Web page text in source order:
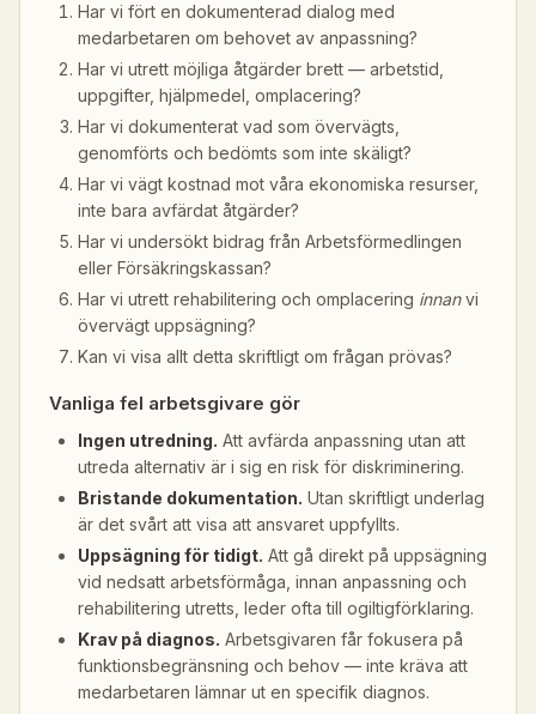
Har vi fört en dokumenterad dialog med
medarbetaren om behovet av anpassning?
Har vi utrett möjliga åtgärder brett — arbetstid,
uppgifter, hjälpmedel, omplacering?
Har vi dokumenterat vad som övervägts,
genomförts och bedömts som inte skäligt?
Har vi vägt kostnad mot våra ekonomiska resurser,
inte bara avfärdat åtgärder?
Har vi undersökt bidrag från Arbetsförmedlingen
eller Försäkringskassan?
Har vi utrett rehabilitering och omplacering innanvi
övervägt uppsägning?
Kan vi visa allt detta skriftligt om frågan prövas?
Vanliga fel arbetsgivare gör
Ingen utredning. Att avfärda anpassning utan att
utreda alternativ är i sig en risk för diskriminering.
Bristande dokumentation. Utan skriftligt underlag
är det svårt att visa att ansvaret uppfyllts.
Uppsägning för tidigt. Att gå direkt på uppsägning
vid nedsatt arbetsförmåga, innan anpassning och
rehabilitering utretts, leder ofta till ogiltigförklaring.
Krav på diagnos. Arbetsgivaren får fokusera på
funktionsbegränsning och behov — inte kräva att
medarbetaren lämnar ut en specifik diagnos.